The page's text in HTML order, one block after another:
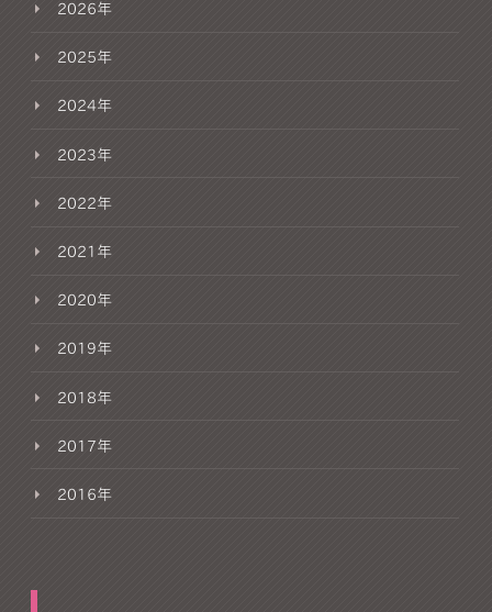
2026年
2025年
2024年
2023年
2022年
2021年
2020年
2019年
2018年
2017年
2016年